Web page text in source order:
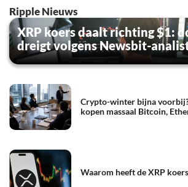
Ripple Nieuws
XRP koers daalt richting $1:
dreigt volgens Newsbit-
Crypto-winter bijna
kopen massaal Bitcoin,
Waarom heeft de XRP